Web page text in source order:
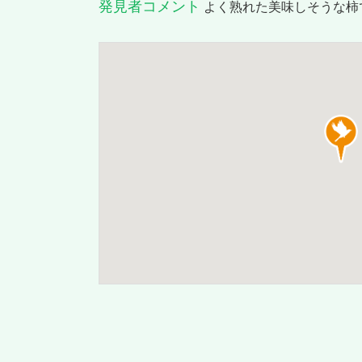
発見者コメント よく熟れた美味しそうな